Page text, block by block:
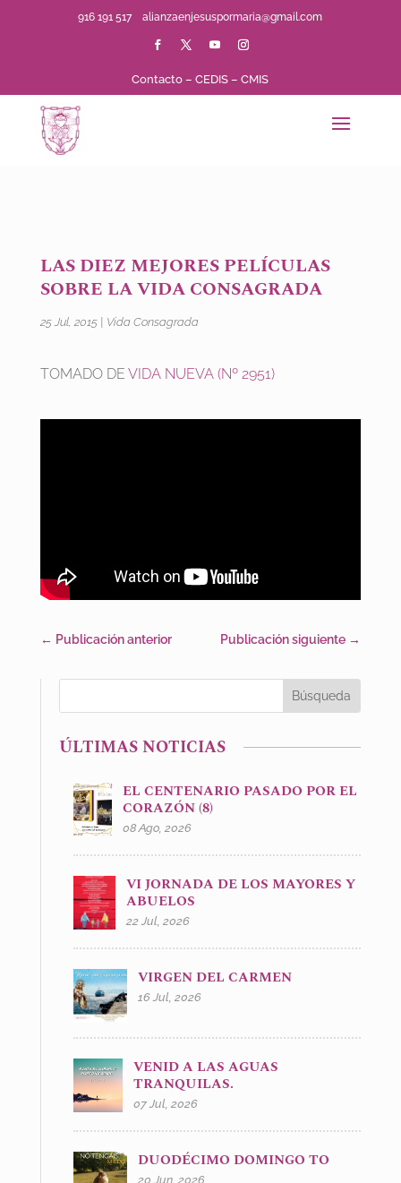
916 191 517alianzaenjesuspormaria@gmail.com
Contacto –CEDIS –CMIS
LAS DIEZ MEJORES PELÍCULAS
SOBRE LA VIDA CONSAGRADA
25 Jul, 2015| Vida Consagrada
TOMADO DE VIDA NUEVA (Nº 2951)
← Publicación anterior Publicación siguiente →
ÚLTIMAS NOTICIAS
EL CENTENARIO PASADO POR EL
CORAZÓN (8)
08 Ago, 2026
VI JORNADA DE LOS MAYORES Y
ABUELOS
22 Jul, 2026
VIRGEN DEL CARMEN
16 Jul, 2026
VENID A LAS AGUAS
TRANQUILAS.
07 Jul, 2026
DUODÉCIMO DOMINGO TO
20 Jun, 2026